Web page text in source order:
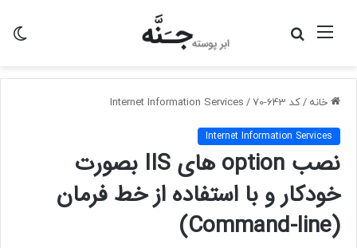
منو
خانه /کد 643-70 /
Internet Information Services
Internet Information Services
نصب option های IIS بصورت
خودکار و با استفاده از خط فرمان
(Command-line)